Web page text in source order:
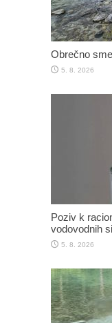
Obrečno
5. 8. 2026
Poziv k
vodovodnih
5. 8. 2026